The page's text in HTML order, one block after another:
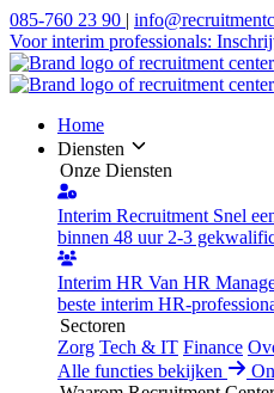
085-760 23 90 |
Voor interim professionals:
Home
Diensten
Onze Diensten
Interim Recruitment Snel
binnen 48 uur 2-3
Interim HR Van HR
beste interim HR-
Sectoren
Zorg Tech & IT Finance
Alle functies bekijken